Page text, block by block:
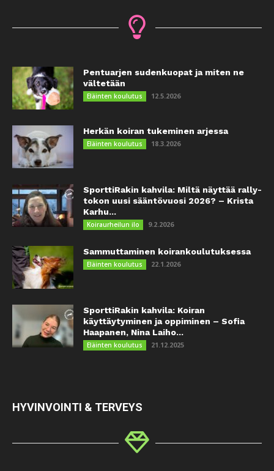
Pentuarjen sudenkuopat ja miten ne
vältetään
Eläinten koulutus 12.5.2026
Herkän koiran tukeminen arjessa
Eläinten koulutus 18.3.2026
SporttiRakin kahvila: Miltä näyttää rally-
tokon uusi sääntövuosi 2026? – Krista
Karhu...
Koiraurheilun ilo 9.2.2026
Sammuttaminen koirankoulutuksessa
Eläinten koulutus 22.1.2026
SporttiRakin kahvila: Koiran
käyttäytyminen ja oppiminen – Sofia
Haapanen, Nina Laiho...
Eläinten koulutus 21.12.2025
HYVINVOINTI & TERVEYS